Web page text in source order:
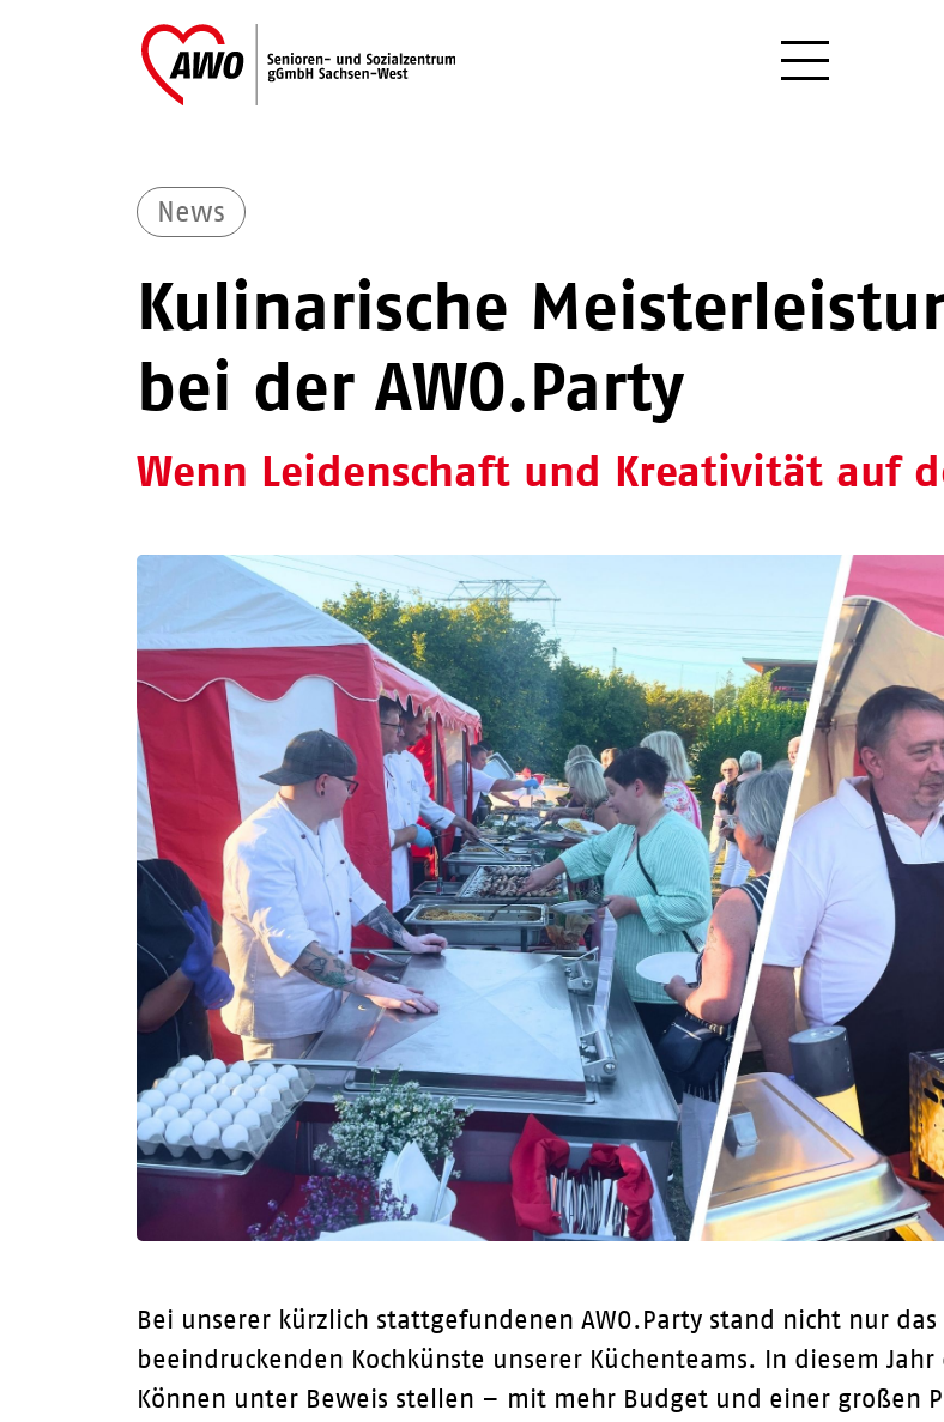
News
Kulinarische
bei der AWO.Party
Wenn Leidenschaft und Kreativität auf
Bei unserer kürzlich stattgefundenen AWO.Party stand nicht nur
beeindruckenden Kochkünste unserer Küchenteams. In diesem
Können unter Beweis stellen – mit mehr Budget und einer großen